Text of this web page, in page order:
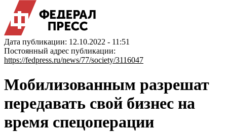
Дата публикации: 12.10.2022 - 11:51
Постоянный адрес публикации:
https://fedpress.ru/news/77/society/3116047
Мобилизованным разрешат
передавать свой бизнес на
время спецоперации